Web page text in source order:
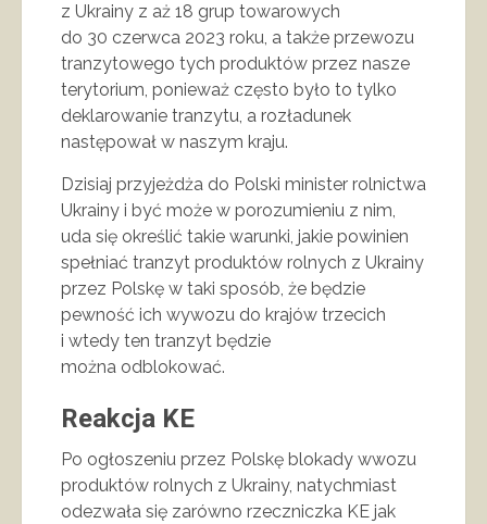
z Ukrainy z aż 18 grup towarowych
do 30 czerwca 2023 roku, a także przewozu
tranzytowego tych produktów przez nasze
terytorium, ponieważ często było to tylko
deklarowanie tranzytu, a rozładunek
następował w naszym kraju.
Dzisiaj przyjeżdża do Polski minister rolnictwa
Ukrainy i być może w porozumieniu z nim,
uda się określić takie warunki, jakie powinien
spełniać tranzyt produktów rolnych z Ukrainy
przez Polskę w taki sposób, że będzie
pewność ich wywozu do krajów trzecich
i wtedy ten tranzyt będzie
można odblokować.
Reakcja KE
Po ogłoszeniu przez Polskę blokady wwozu
produktów rolnych z Ukrainy, natychmiast
odezwała się zarówno rzeczniczka KE jak